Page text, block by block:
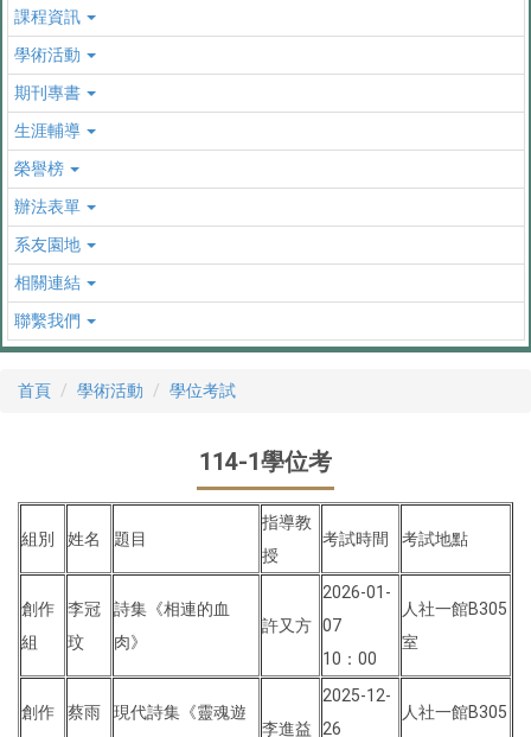
課程資訊
學術活動
期刊專書
生涯輔導
榮譽榜
辦法表單
系友園地
相關連結
聯繫我們
首頁 學術活動 學位考試
114-1學位考
組別 姓名 題目
指導教
授
考試時間 考試地點
創作
組
李冠
玟
詩集《相連的血
肉》
許又方
2026-01-
07
10：00
人社一館B305
室
創作
蔡雨
現代詩集《靈魂遊
李進益
2025-12-
26
人社一館B305